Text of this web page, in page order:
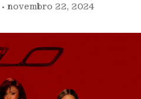
• novembro 22, 2024